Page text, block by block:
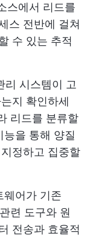
스에서 리드를
스 전반에 걸쳐
수 있는 추적
리 시스템이 고
지 확인하세
리드를 분류할
을 통해 양질
정하고 집중할
어가 기존
련 도구와 원
전송과 효율적